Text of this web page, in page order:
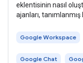
eklentisinin nasıl
ajanları,
Google Workspace
Google Chat